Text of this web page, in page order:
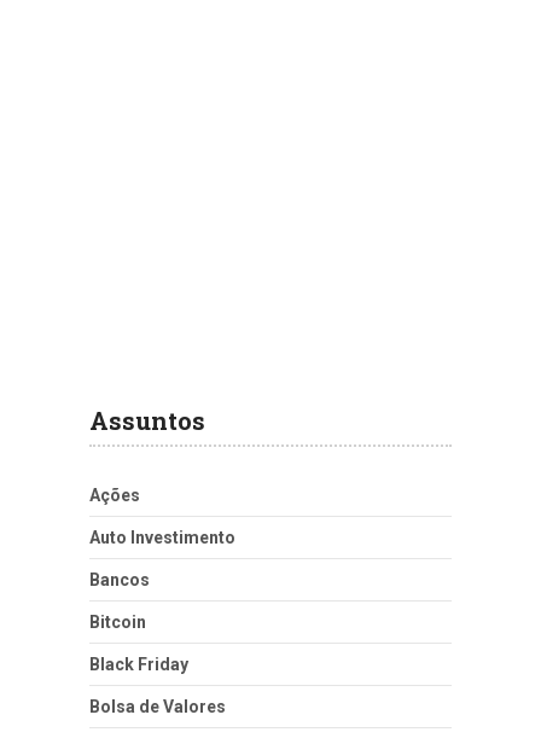
Assuntos
Ações
Auto Investimento
Bancos
Bitcoin
Black Friday
Bolsa de Valores